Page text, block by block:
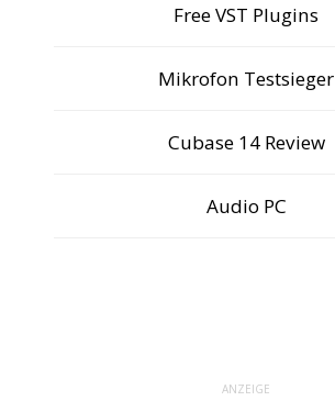
Free VST Plugins
Mikrofon Testsieger
Cubase 14 Review
Audio PC
ANZEIGE